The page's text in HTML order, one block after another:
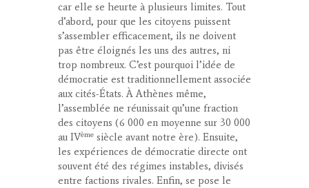
car elle se heurte à plusieurs limites. Tout
d’abord, pour que les citoyens puissent
s’assembler efficacement, ils ne doivent
pas être éloignés les uns des autres, ni
trop nombreux. C’est pourquoi l’idée de
démocratie est traditionnellement associée
aux cités-États. À Athènes même,
l’assemblée ne réunissait qu’une fraction
des citoyens (6 000 en moyenne sur 30 000
au IVème siècle avant notre ère). Ensuite,
les expériences de démocratie directe ont
souvent été des régimes instables, divisés
entre factions rivales. Enfin, se pose le